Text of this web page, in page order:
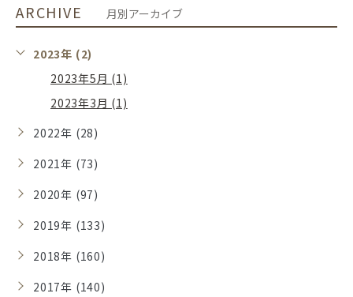
ARCHIVE 月別アーカイブ
2023年 (2)
2023年5月 (1)
2023年3月 (1)
2022年 (28)
2021年 (73)
2020年 (97)
2019年 (133)
2018年 (160)
2017年 (140)